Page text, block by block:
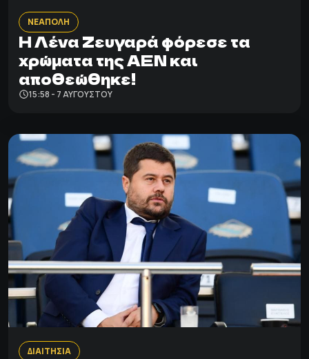
ΝΕΑΠΟΛΗ
Η Λένα Ζευγαρά φόρεσε τα
χρώματα της ΑΕΝ και
αποθεώθηκε!
15:58 - 7 ΑΥΓΟΎΣΤΟΥ
ΔΙΑΙΤΗΣΙΑ